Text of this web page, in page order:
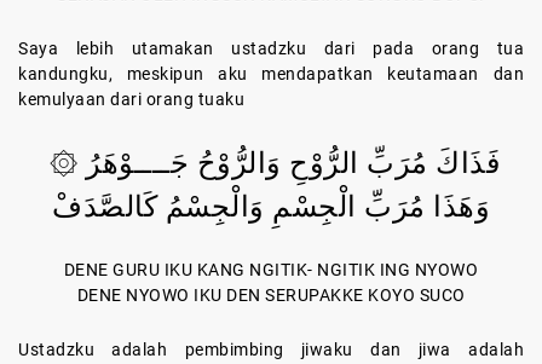
Saya lebih utamakan ustadzku dari pada orang tua
kandungku, meskipun aku mendapatkan keutamaan dan
kemulyaan dari orang tuaku
فَذَاكَ مُرَبِّ الرُّوْحِ وَالرُّوْحُ جَــــوْهَرُ ۞
وَهَذَا مُرَبِّ الْجِسْمِ وَالْجِسْمُ كَالصَّدَفْ
DENE GURU IKU KANG NGITIK- NGITIK ING NYOWO
DENE NYOWO IKU DEN SERUPAKKE KOYO SUCO
Ustadzku adalah pembimbing jiwaku dan jiwa adalah